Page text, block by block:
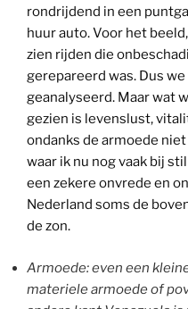
rondrijdend in een
huur auto. Voor het
zien rijden die
gerepareerd was. Dus
geanalyseerd. Maar wat
gezien is levenslust,
ondanks de armoede
waar ik nu nog vaak bij
een zekere onvrede en
Nederland soms de
de zon.
Armoede: even een
materiele armoede of